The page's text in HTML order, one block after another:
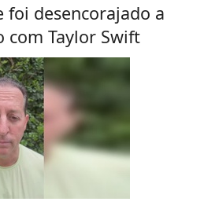
desencorajado a
com Taylor Swift